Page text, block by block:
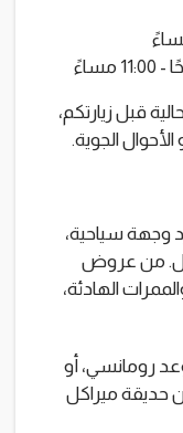
قبل زيارتكم،
الجوية.
وجهة سياحية،
من عروض
الهادئة،
رومانسي، أو
حديقة ميراكل